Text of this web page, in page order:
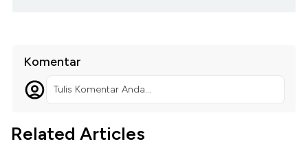
Komentar
Tulis Komentar Anda...
Related Articles